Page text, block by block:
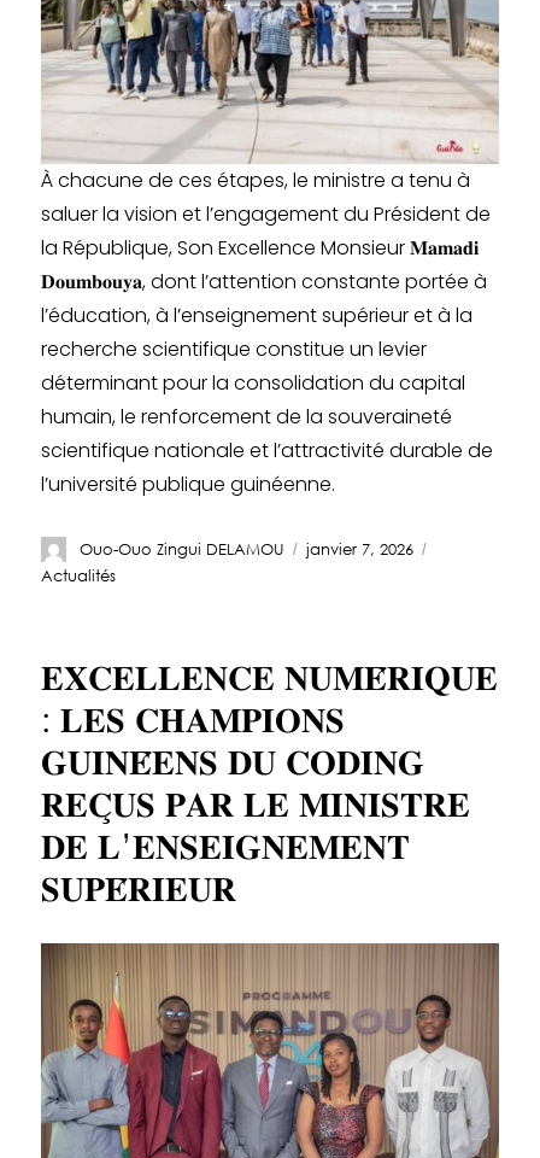
À chacune de ces étapes, le ministre a tenu à
saluer la vision et l’engagement du Président de
la République, Son Excellence Monsieur 𝐌𝐚𝐦𝐚𝐝𝐢
𝐃𝐨𝐮𝐦𝐛𝐨𝐮𝐲𝐚, dont l’attention constante portée à
l’éducation, à l’enseignement supérieur et à la
recherche scientifique constitue un levier
déterminant pour la consolidation du capital
humain, le renforcement de la souveraineté
scientifique nationale et l’attractivité durable de
l’université publique guinéenne.
Ouo-Ouo Zingui DELAMOU
janvier 7, 2026
Actualités
𝐄𝐗𝐂𝐄𝐋𝐋𝐄𝐍𝐂𝐄 𝐍𝐔𝐌𝐄́𝐑𝐈𝐐𝐔𝐄
: 𝐋𝐄𝐒 𝐂𝐇𝐀𝐌𝐏𝐈𝐎𝐍𝐒
𝐆𝐔𝐈𝐍𝐄́𝐄𝐍𝐒 𝐃𝐔 𝐂𝐎𝐃𝐈𝐍𝐆
𝐑𝐄𝐂̧𝐔𝐒 𝐏𝐀𝐑 𝐋𝐄 𝐌𝐈𝐍𝐈𝐒𝐓𝐑𝐄
𝐃𝐄 𝐋’𝐄𝐍𝐒𝐄𝐈𝐆𝐍𝐄𝐌𝐄𝐍𝐓
𝐒𝐔𝐏𝐄́𝐑𝐈𝐄𝐔𝐑